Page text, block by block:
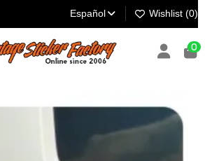
Español Wishlist (0)
0